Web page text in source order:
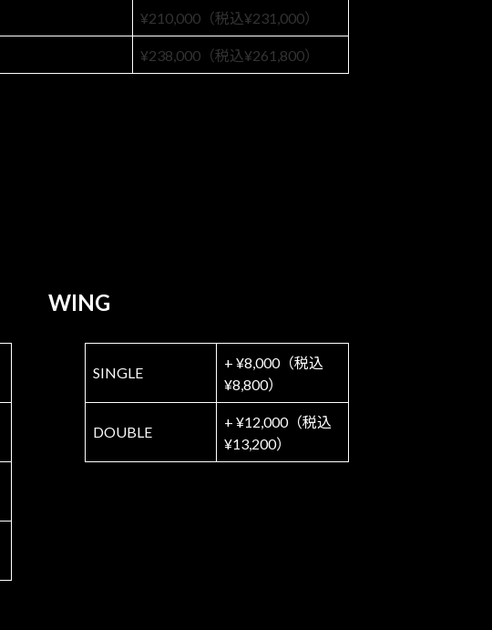
¥210,000（税込¥231,000）
¥238,000（税込¥261,800）
WING
SINGLE
+ ¥8,000（税込
¥8,800）
DOUBLE
+ ¥12,000（税込
¥13,200）